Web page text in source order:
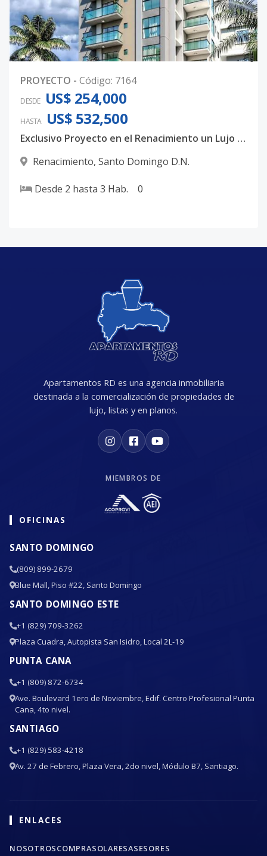
0
PROYECTO - Código: 7164
DESDE US$ 254,000
HASTA US$ 532,500
Exclusivo Proyecto en el Renacimiento un Lujo familiar
Renacimiento, Santo Domingo D.N.
Desde 2 hasta 3 Hab. 0
Apartamentos RD es una agencia inmobiliaria
destinada a la comercialización de propiedades de
lujo, listas y en planos.
MIEMBROS DE
OFICINAS
SANTO DOMINGO
(809) 899-2679
Blue Mall, Piso #22, Santo Domingo
SANTO DOMINGO ESTE
+1 (829) 709-3262
Plaza Cuadra, Autopista San Isidro, Local 2L-19
PUNTA CANA
+1 (809) 872-6734
Ave. Boulevard 1ero de Noviembre, Edif. Centro Profesional Punta
Cana, 4to nivel.
SANTIAGO
+1 (829) 583-4218
Av. 27 de Febrero, Plaza Vera, 2do nivel, Módulo B7, Santiago.
ENLACES
NOSOTROSCOMPRASOLARESASESORES